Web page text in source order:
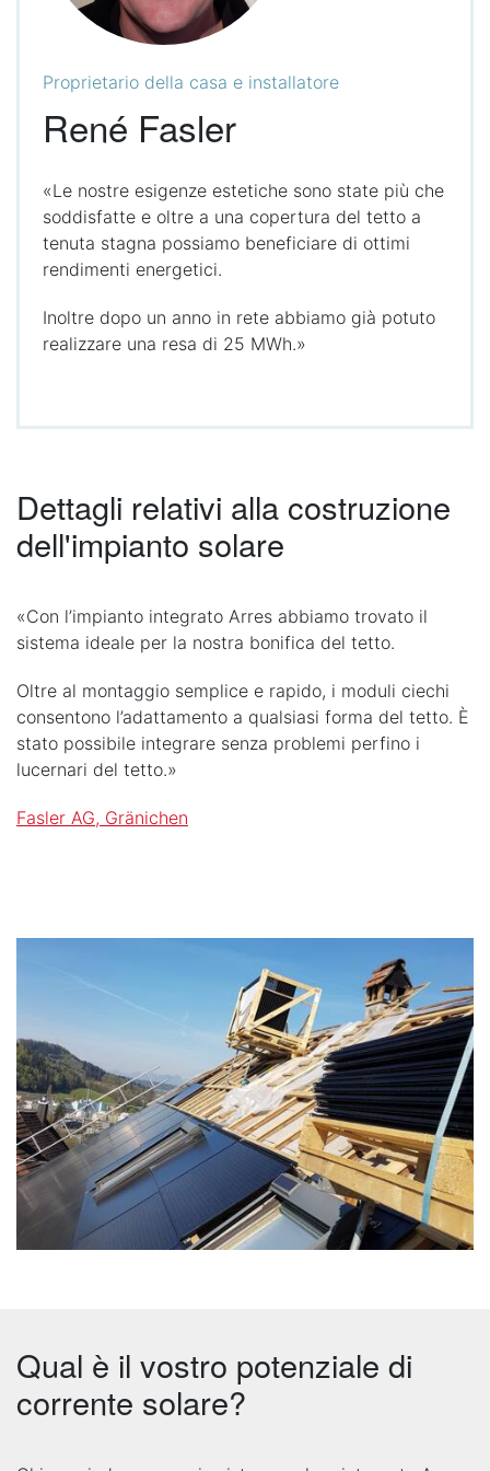
Proprietario della casa e installatore
René Fasler
«Le nostre esigenze estetiche sono state più che
soddisfatte e oltre a una copertura del tetto a
tenuta stagna possiamo beneficiare di ottimi
rendimenti energetici.
Inoltre dopo un anno in rete abbiamo già potuto
realizzare una resa di 25 MWh.»
Dettagli relativi alla costruzione
dell'impianto solare
«Con l’impianto integrato Arres abbiamo trovato il
sistema ideale per la nostra bonifica del tetto.
Oltre al montaggio semplice e rapido, i moduli ciechi
consentono l’adattamento a qualsiasi forma del tetto. È
stato possibile integrare senza problemi perfino i
lucernari del tetto.»
Fasler AG, Gränichen
Qual è il vostro potenziale di
corrente solare?